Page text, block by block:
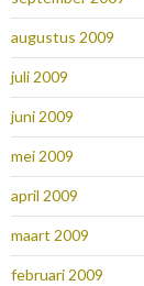
augustus 2009
juli 2009
juni 2009
mei 2009
april 2009
maart 2009
februari 2009